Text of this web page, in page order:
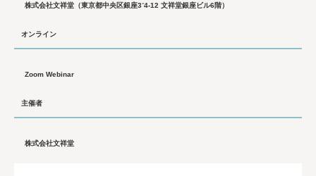
株式会社文祥堂（東京都中央区銀座3⁻4‐12 文祥堂銀座ビル6階）
オンライン
Zoom Webinar
主催者
株式会社文祥堂